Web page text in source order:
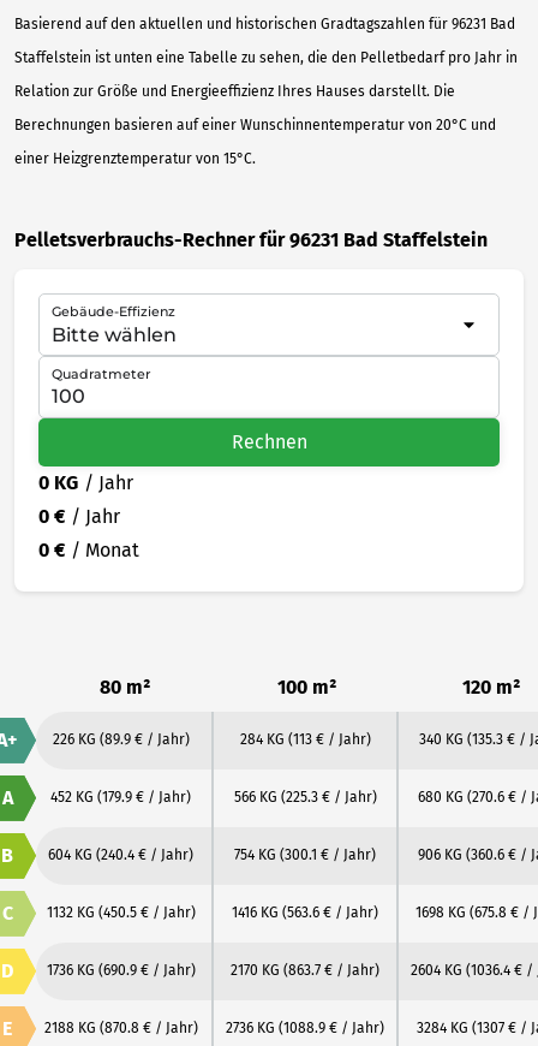
Basierend auf den aktuellen und historischen Gradtagszahlen für 96231 Bad
Staffelstein ist unten eine Tabelle zu sehen, die den Pelletbedarf pro Jahr in
Relation zur Größe und Energieeffizienz Ihres Hauses darstellt. Die
Berechnungen basieren auf einer Wunschinnentemperatur von 20°C und
einer Heizgrenztemperatur von 15°C.
Pelletsverbrauchs-Rechner für 96231 Bad Staffelstein
Gebäude-Effizienz
Quadratmeter
Rechnen
0 KG / Jahr
0 € / Jahr
0 € / Monat
80 m² 100 m² 120 m²
226 KG (89.9 € / Jahr) 284 KG (113 € / Jahr) 340 KG (135.3 € /
A 452 KG (179.9 € / Jahr) 566 KG (225.3 € / Jahr) 680 KG (270.6 € /
B 604 KG (240.4 € / Jahr) 754 KG (300.1 € / Jahr) 906 KG (360.6 € /
C 1132 KG (450.5 € / Jahr) 1416 KG (563.6 € / Jahr) 1698 KG (675.8 € /
D 1736 KG (690.9 € / Jahr) 2170 KG (863.7 € / Jahr) 2604 KG (1036.4 € /
E 2188 KG (870.8 € / Jahr) 2736 KG (1088.9 € / Jahr) 3284 KG (1307 € /